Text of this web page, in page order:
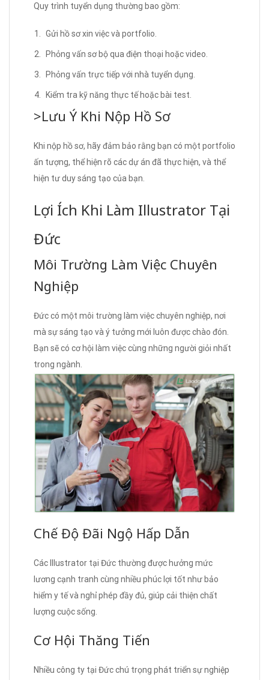
Quy trình tuyển dụng thường bao gồm:
Gửi hồ sơ xin việc và portfolio.
Phỏng vấn sơ bộ qua điện thoại hoặc video.
Phỏng vấn trực tiếp với nhà tuyển dụng.
Kiểm tra kỹ năng thực tế hoặc bài test.
>Lưu Ý Khi Nộp Hồ Sơ
Khi nộp hồ sơ, hãy đảm bảo rằng bạn có một portfolio
ấn tượng, thể hiện rõ các dự án đã thực hiện, và thể
hiện tư duy sáng tạo của bạn.
Lợi Ích Khi Làm Illustrator Tại
Đức
Môi Trường Làm Việc Chuyên
Nghiệp
Đức có một môi trường làm việc chuyên nghiệp, nơi
mà sự sáng tạo và ý tưởng mới luôn được chào đón.
Bạn sẽ có cơ hội làm việc cùng những người giỏi nhất
trong ngành.
Chế Độ Đãi Ngộ Hấp Dẫn
Các Illustrator tại Đức thường được hưởng mức
lương cạnh tranh cùng nhiều phúc lợi tốt như bảo
hiểm y tế và nghỉ phép đầy đủ, giúp cải thiện chất
lượng cuộc sống.
Cơ Hội Thăng Tiến
Nhiều công ty tại Đức chú trọng phát triển sự nghiệp